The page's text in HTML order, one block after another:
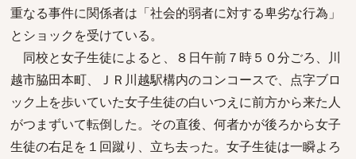
重なる事件に関係者は「社会的弱者に対する卑劣な行為」
とショックを受けている。
同校と女子生徒によると、８日午前７時５０分ごろ、川
越市脇田本町、ＪＲ川越駅構内のコンコースで、点字ブロ
ック上を歩いていた女子生徒の白いつえに前方から来た人
がつまずいて転倒した。その直後、何者かが後ろから女子
生徒の右足を１回蹴り、立ち去った。女子生徒は一瞬よろ